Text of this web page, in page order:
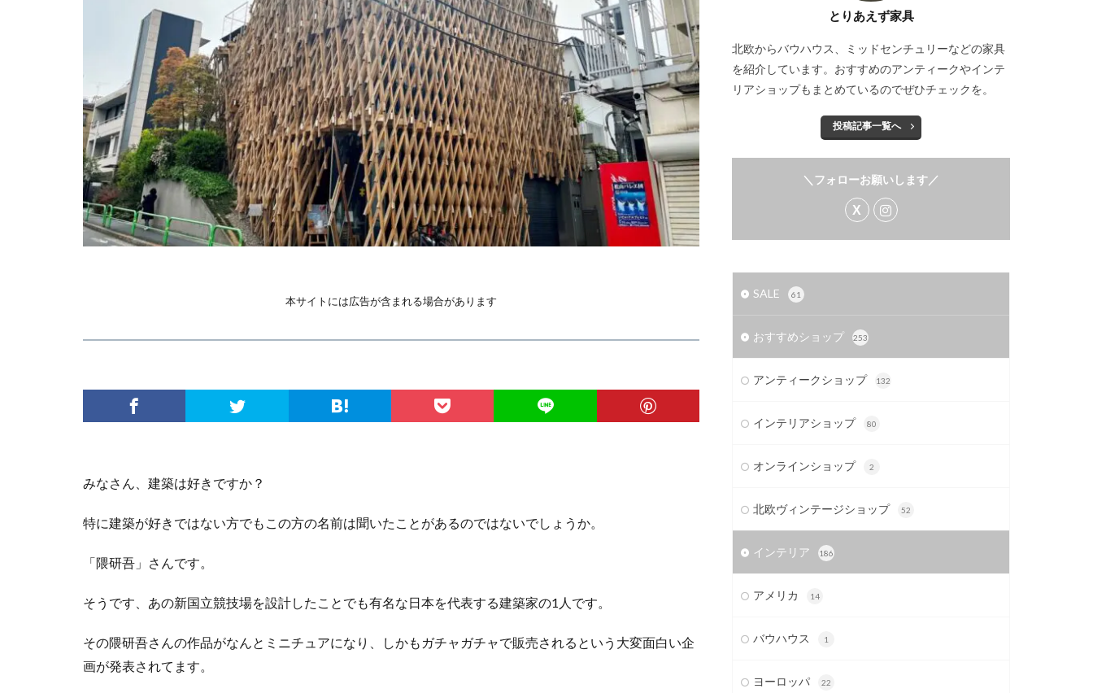
本サイトには広告が含まれる場合があります
みなさん、建築は好きですか？
特に建築が好きではない方でもこの方の名前は聞いたことがあるのではないでしょうか。
「隈研吾」さんです。
そうです、あの新国立競技場を設計したことでも有名な日本を代表する建築家の1人です。
その隈研吾さんの作品がなんとミニチュアになり、しかもガチャガチャで販売されるという大変面白い企
画が発表されてます。
とりあえず家具
北欧からバウハウス、ミッドセンチュリーなどの家具
を紹介しています。おすすめのアンティークやインテ
リアショップもまとめているのでぜひチェックを。
投稿記事一覧へ
＼フォローお願いします／
SALE 61
おすすめショップ 253
アンティークショップ 132
インテリアショップ 80
オンラインショップ 2
北欧ヴィンテージショップ 52
インテリア 186
アメリカ 14
バウハウス 1
ヨーロッパ 22